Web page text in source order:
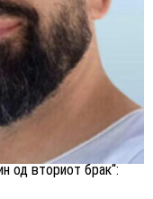
од вториот брак“: